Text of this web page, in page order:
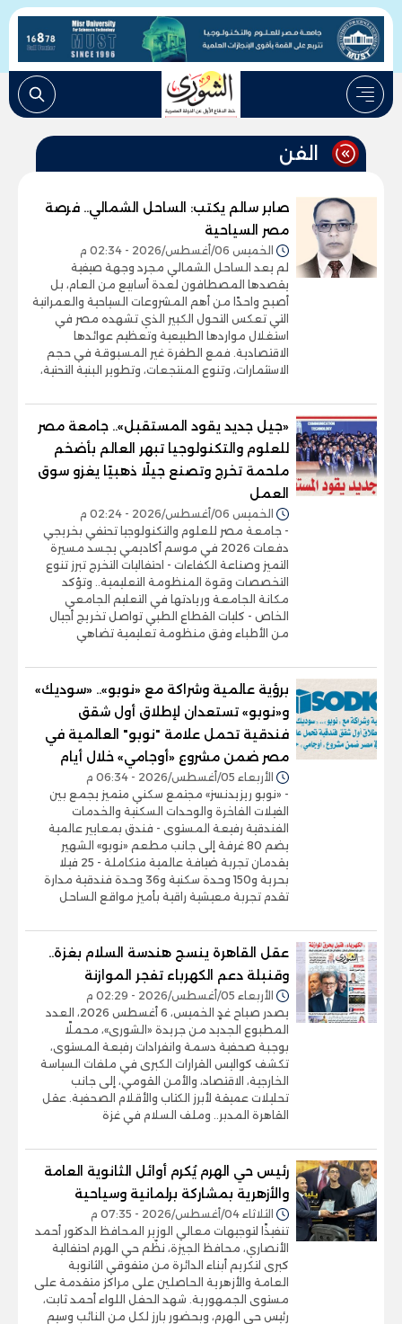
الفن
صابر سالم يكتب: الساحل الشمالي.. فرصة
مصر السياحية
الخميس 06/أغسطس/2026 - 02:34 م
لم يعد الساحل الشمالي مجرد وجهة صيفية
يقصدها المصطافون لعدة أسابيع من العام، بل
أصبح واحدًا من أهم المشروعات السياحية والعمرانية
التي تعكس التحول الكبير الذي تشهده مصر في
استغلال مواردها الطبيعية وتعظيم عوائدها
الاقتصادية. فمع الطفرة غير المسبوقة في حجم
الاستثمارات، وتنوع المنتجعات، وتطوير البنية التحتية،
«جيل جديد يقود المستقبل».. جامعة مصر
للعلوم والتكنولوجيا تبهر العالم بأضخم
ملحمة تخرج وتصنع جيلًا ذهبيًا يغزو سوق
العمل
الخميس 06/أغسطس/2026 - 02:24 م
- جامعة مصر للعلوم والتكنولوجيا تحتفي بخريجي
دفعات 2026 في موسم أكاديمي يجسد مسيرة
التميز وصناعة الكفاءات - احتفاليات التخرج تبرز تنوع
التخصصات وقوة المنظومة التعليمية.. وتؤكد
مكانة الجامعة وريادتها في التعليم الجامعي
الخاص - كليات القطاع الطبي تواصل تخريج أجيال
من الأطباء وفق منظومة تعليمية تضاهي
برؤية عالمية وشراكة مع «نوبو».. «سوديك»
و«نوبو» تستعدان لإطلاق أول شقق
فندقية تحمل علامة "نوبو" العالمية في
مصر ضمن مشروع «أوجامي» خلال أيام
الأربعاء 05/أغسطس/2026 - 06:34 م
- «نوبو ريزيدنسز» مجتمع سكني متميز يجمع بين
الفيلات الفاخرة والوحدات السكنية والخدمات
الفندقية رفيعة المستوى - فندق بمعايير عالمية
يضم 80 غرفة إلى جانب مطعم «نوبو» الشهير
يقدمان تجربة ضيافة عالمية متكاملة - 25 فيلا
بحرية و150 وحدة سكنية و36 وحدة فندقية مدارة
تقدم تجربة معيشية راقية بأميز مواقع الساحل
عقل القاهرة ينسج هندسة السلام بغزة..
وقنبلة دعم الكهرباء تفجر الموازنة
الأربعاء 05/أغسطس/2026 - 02:29 م
يصدر صباح غدٍ الخميس، 6 أغسطس 2026، العدد
المطبوع الجديد من جريدة «الشورى»، محملًا
بوجبة صحفية دسمة وانفرادات رفيعة المستوى،
تكشف كواليس القرارات الكبرى في ملفات السياسة
الخارجية، الاقتصاد، والأمن القومي، إلى جانب
تحليلات عميقة لأبرز الكتاب والأقلام الصحفية. عقل
القاهرة المدبر.. وملف السلام في غزة
رئيس حي الهرم يُكرم أوائل الثانوية العامة
والأزهرية بمشاركة برلمانية وسياحية
الثلاثاء 04/أغسطس/2026 - 07:35 م
تنفيذًا لتوجيهات معالي الوزير المحافظ الدكتور أحمد
الأنصاري، محافظ الجيزة، نظّم حي الهرم احتفالية
كبرى لتكريم أبناء الدائرة من متفوقي الثانوية
العامة والأزهرية الحاصلين على مراكز متقدمة على
مستوى الجمهورية. شهد الحفل اللواء أحمد ثابت،
رئيس حي الهرم، وبحضور بارز لكل من النائب وسيم